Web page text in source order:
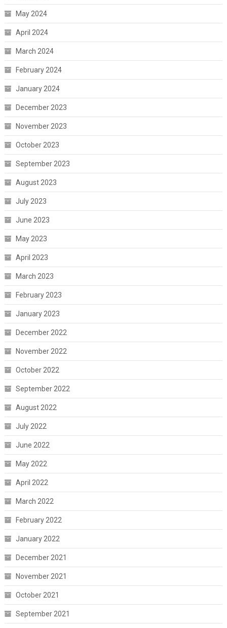
May 2024
April 2024
March 2024
February 2024
January 2024
December 2023
November 2023
October 2023
September 2023
August 2023
July 2023
June 2023
May 2023
April 2023
March 2023
February 2023
January 2023
December 2022
November 2022
October 2022
September 2022
August 2022
July 2022
June 2022
May 2022
April 2022
March 2022
February 2022
January 2022
December 2021
November 2021
October 2021
September 2021